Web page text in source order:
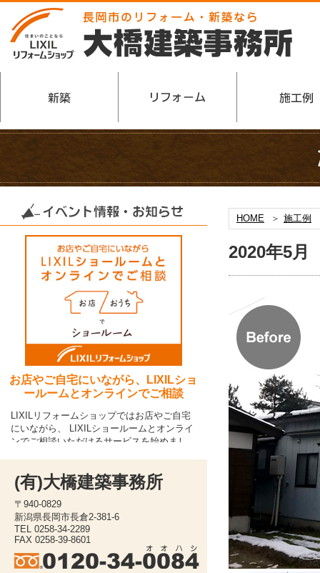
HOME 施工例
2020年5
(有)大橋建築事務所
〒940-0829
新潟県長岡市長倉2-381-6
TEL 0258-34-2289
FAX 0258-39-8601